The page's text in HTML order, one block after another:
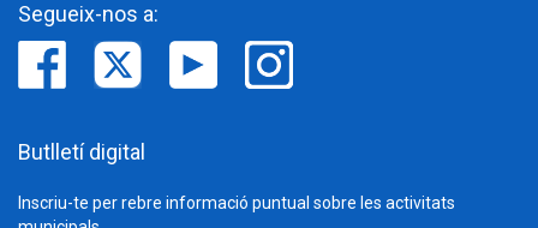
Segueix-nos a:
Butlletí digital
Inscriu-te per rebre informació puntual sobre les activitats